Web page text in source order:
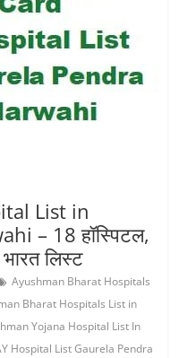
List in
– 18 हॉस्पिटल,
लिस्ट
Ayushman Bharat Hospitals
Bharat Hospitals List in
Yojana Hospital List In
Hospital List Gaurela Pendra